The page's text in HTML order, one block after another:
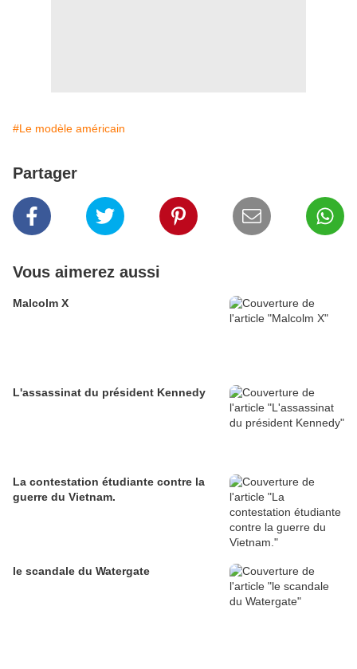
#Le modèle américain
Partager
Vous aimerez aussi
Malcolm X
L'assassinat du président Kennedy
La contestation étudiante contre la
guerre du Vietnam.
le scandale du Watergate